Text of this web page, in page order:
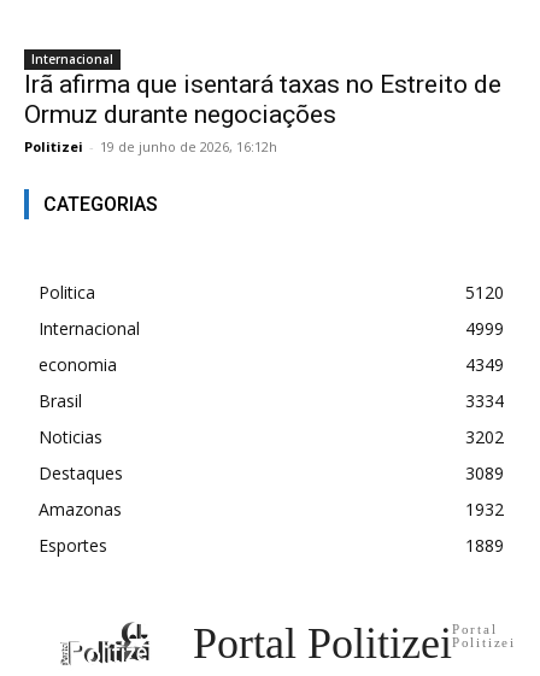
Internacional
Irã afirma que isentará taxas no Estreito de
Ormuz durante negociações
Politizei - 19 de junho de 2026, 16:12h
CATEGORIAS
Politica
5120
Internacional
4999
economia
4349
Brasil
3334
Noticias
3202
Destaques
3089
Amazonas
1932
Esportes
1889
Portal Politizei Portal
Politizei